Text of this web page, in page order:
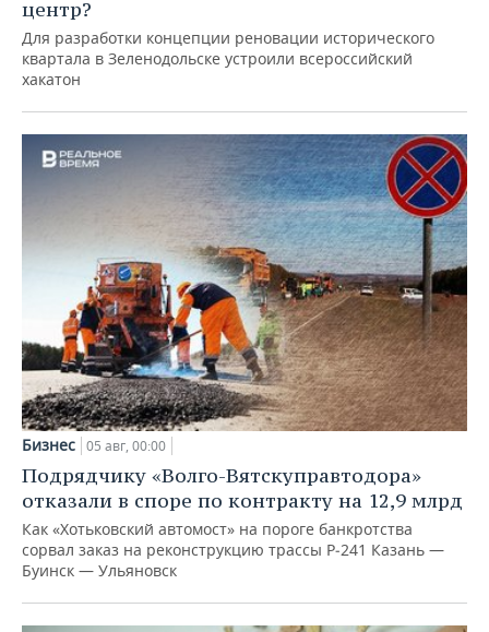
центр?
Для разработки концепции реновации исторического
квартала в Зеленодольске устроили всероссийский
хакатон
Бизнес 05 авг, 00:00
Подрядчику «Волго-Вятскуправтодора»
отказали в споре по контракту на 12,9 млрд
Как «Хотьковский автомост» на пороге банкротства
сорвал заказ на реконструкцию трассы Р‑241 Казань —
Буинск — Ульяновск